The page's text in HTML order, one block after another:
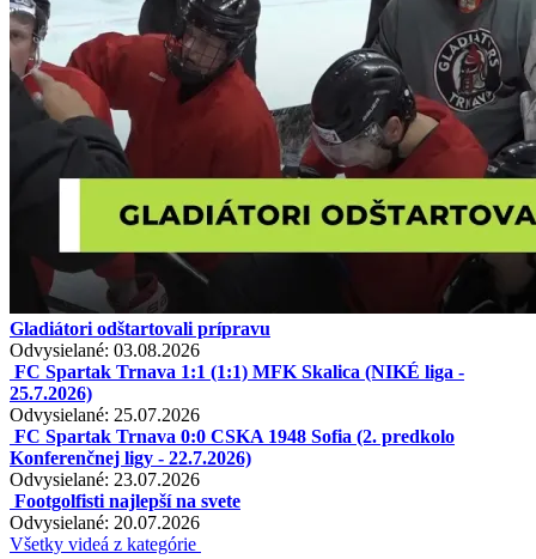
Gladiátori odštartovali prípravu
Odvysielané: 03.08.2026
FC Spartak Trnava 1:1 (1:1) MFK Skalica (NIKÉ liga -
25.7.2026)
Odvysielané: 25.07.2026
FC Spartak Trnava 0:0 CSKA 1948 Sofia (2. predkolo
Konferenčnej ligy - 22.7.2026)
Odvysielané: 23.07.2026
Footgolfisti najlepší na svete
Odvysielané: 20.07.2026
Všetky videá z kategórie